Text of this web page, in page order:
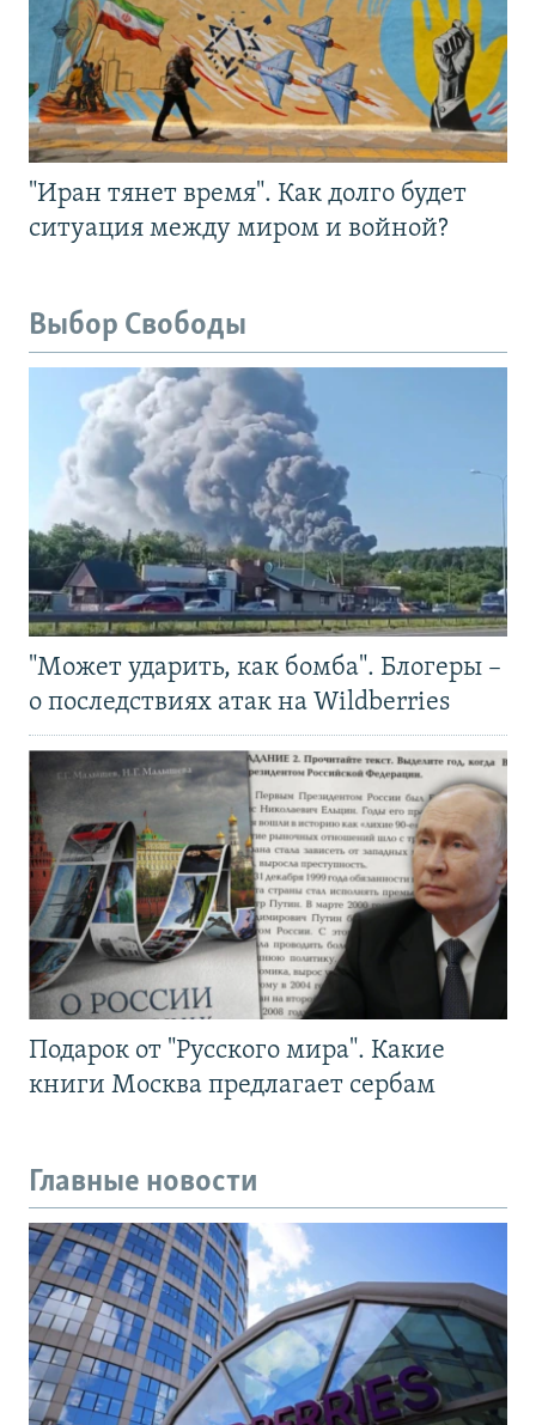
"Иран тянет время". Как долго будет
ситуация между миром и войной?
Выбор Свободы
"Может ударить, как бомба". Блогеры –
о последствиях атак на Wildberries
Подарок от "Русского мира". Какие
книги Москва предлагает сербам
Главные новости